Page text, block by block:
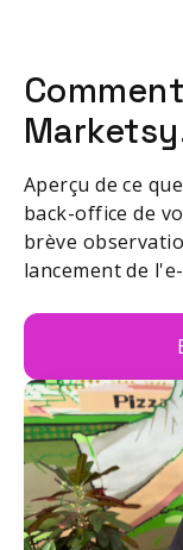
Aperçu de ce
back-office de
brève
lancement de